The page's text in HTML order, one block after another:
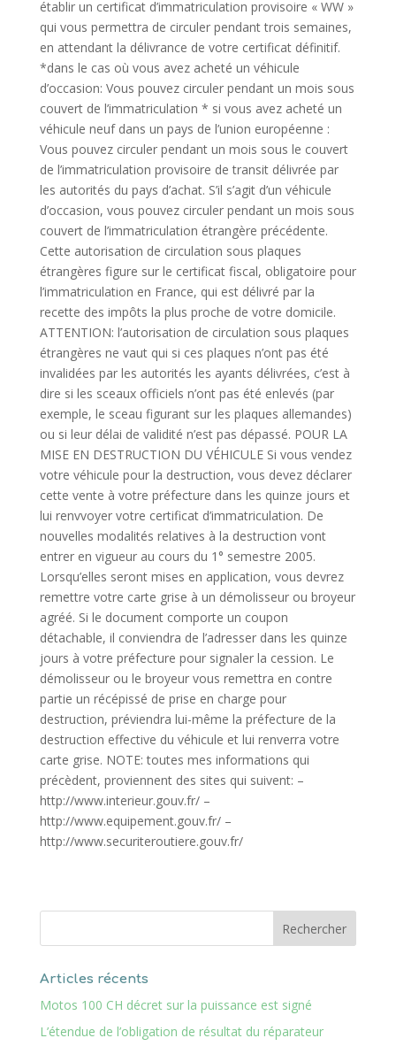
établir un certificat d’immatriculation provisoire « WW »
qui vous permettra de circuler pendant trois semaines,
en attendant la délivrance de votre certificat définitif.
*dans le cas où vous avez acheté un véhicule
d’occasion: Vous pouvez circuler pendant un mois sous
couvert de l’immatriculation * si vous avez acheté un
véhicule neuf dans un pays de l’union européenne :
Vous pouvez circuler pendant un mois sous le couvert
de l’immatriculation provisoire de transit délivrée par
les autorités du pays d’achat. S’il s’agit d’un véhicule
d’occasion, vous pouvez circuler pendant un mois sous
couvert de l’immatriculation étrangère précédente.
Cette autorisation de circulation sous plaques
étrangères figure sur le certificat fiscal, obligatoire pour
l’immatriculation en France, qui est délivré par la
recette des impôts la plus proche de votre domicile.
ATTENTION: l’autorisation de circulation sous plaques
étrangères ne vaut qui si ces plaques n’ont pas été
invalidées par les autorités les ayants délivrées, c’est à
dire si les sceaux officiels n’ont pas été enlevés (par
exemple, le sceau figurant sur les plaques allemandes)
ou si leur délai de validité n’est pas dépassé. POUR LA
MISE EN DESTRUCTION DU VÉHICULE Si vous vendez
votre véhicule pour la destruction, vous devez déclarer
cette vente à votre préfecture dans les quinze jours et
lui renvvoyer votre certificat d’immatriculation. De
nouvelles modalités relatives à la destruction vont
entrer en vigueur au cours du 1° semestre 2005.
Lorsqu’elles seront mises en application, vous devrez
remettre votre carte grise à un démolisseur ou broyeur
agréé. Si le document comporte un coupon
détachable, il conviendra de l’adresser dans les quinze
jours à votre préfecture pour signaler la cession. Le
démolisseur ou le broyeur vous remettra en contre
partie un récépissé de prise en charge pour
destruction, préviendra lui-même la préfecture de la
destruction effective du véhicule et lui renverra votre
carte grise. NOTE: toutes mes informations qui
précèdent, proviennent des sites qui suivent: –
http://www.interieur.gouv.fr/ –
http://www.equipement.gouv.fr/ –
http://www.securiteroutiere.gouv.fr/
Articles récents
Motos 100 CH décret sur la puissance est signé
L’étendue de l’obligation de résultat du réparateur